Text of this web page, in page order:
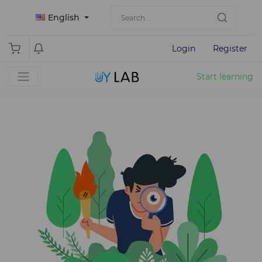
English
Login Register
Start learning